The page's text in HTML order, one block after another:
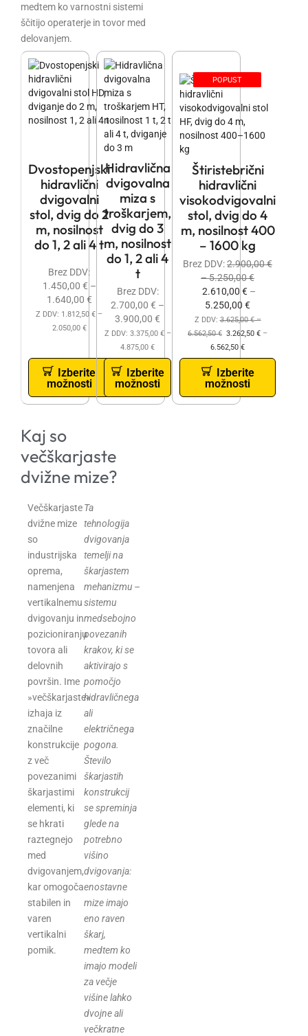
medtem ko varnostni sistemi
ščitijo operaterje in tovor med
delovanjem.
Dvostopenjski
hidravlični
dvigovalni
stol, dvig do 2
m, nosilnost
do 1, 2 ali 4 t
Brez DDV:
1.450,00 € –
1.640,00 €
Z DDV: 1.812,50 € –
2.050,00 €
Izberite
možnosti
Hidravlična
dvigovalna
miza s
troškarjem,
dvig do 3
m, nosilnost
do 1, 2 ali 4
t
Brez DDV:
2.700,00 € –
3.900,00 €
Z DDV: 3.375,00 €–
4.875,00 €
Izberite
možnosti
POPUST
Štiristebrični
hidravlični
visokodvigovalni
stol, dvig do 4
m, nosilnost 400
– 1600 kg
Brez DDV:2.900,00€
–5.250,00€
2.610,00 €–
5.250,00 €
Z DDV:3.625,00€–
6.562,50€ 3.262,50 € –
6.562,50 €
Izberite
možnosti
Kaj so
večškarjaste
dvižne mize?
Večškarjaste
dvižne mize
so
industrijska
oprema,
namenjena
vertikalnemu
dvigovanju in
pozicioniranju
tovora ali
delovnih
površin. Ime
»večškarjaste«
izhaja iz
značilne
konstrukcije
z več
povezanimi
škarjastimi
elementi, ki
se hkrati
raztegnejo
med
dvigovanjem,
kar omogoča
stabilen in
varen
vertikalni
pomik.
Ta
tehnologija
dvigovanja
temelji na
škarjastem
mehanizmu –
sistemu
medsebojno
povezanih
krakov, ki se
aktivirajo s
pomočjo
hidravličnega
ali
električnega
pogona.
Število
škarjastih
konstrukcij
se spreminja
glede na
potrebno
višino
dvigovanja:
enostavne
mize imajo
eno raven
škarj,
medtem ko
imajo modeli
za večje
višine lahko
dvojne ali
večkratne